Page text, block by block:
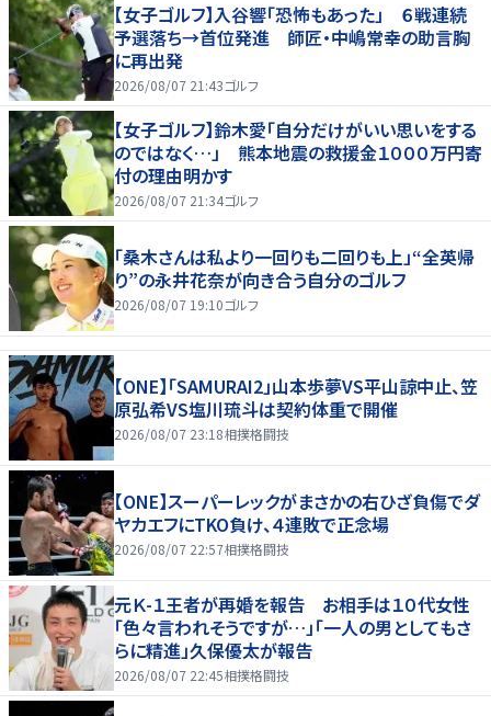
【女子ゴルフ】入谷響「恐怖もあった」 ６戦連続
予選落ち→首位発進 師匠・中嶋常幸の助言胸
に再出発
2026/08/07 21:43ゴルフ
【女子ゴルフ】鈴木愛「自分だけがいい思いをする
のではなく…」 熊本地震の救援金１０００万円寄
付の理由明かす
2026/08/07 21:34ゴルフ
「桑木さんは私より一回りも二回りも上」“全英帰
り”の永井花奈が向き合う自分のゴルフ
2026/08/07 19:10ゴルフ
【ONE】「SAMURAI2」山本歩夢VS平山諒中止、笠
原弘希VS塩川琉斗は契約体重で開催
2026/08/07 23:18相撲格闘技
【ONE】スーパーレックがまさかの右ひざ負傷でダ
ヤカエフにTKO負け、４連敗で正念場
2026/08/07 22:57相撲格闘技
元Ｋ-１王者が再婚を報告 お相手は１０代女性
「色々言われそうですが…」「一人の男としてもさ
らに精進」久保優太が報告
2026/08/07 22:45相撲格闘技